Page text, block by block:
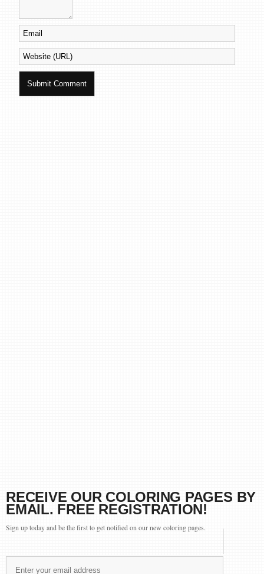
RECEIVE OUR COLORING PAGES BY
EMAIL. FREE REGISTRATION!
Sign up today and be the first to get notified on our new coloring pages.